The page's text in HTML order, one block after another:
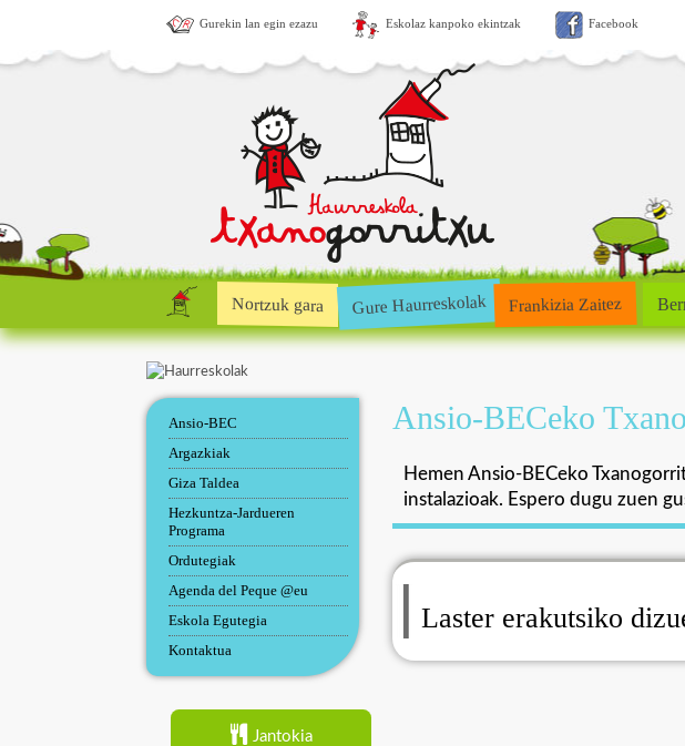
Gurekin lan egin ezazu Eskolaz kanpoko ekintzak Facebook
Nortzuk gara Gure Haurreskolak Frankizia Zaitez
Ansio-BEC
Argazkiak
Giza Taldea
Hezkuntza-Jardueren
Programa
Ordutegiak
Agenda del Peque @eu
Eskola Egutegia
Kontaktua
Jantokia
Ansio-BECeko
Hemen Ansio-BECeko
instalazioak. Espero dugu zuen
Laster erakutsiko